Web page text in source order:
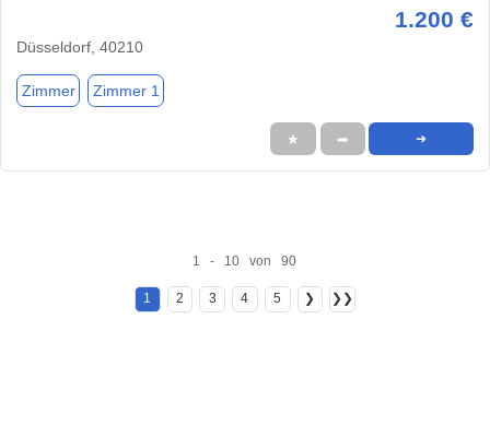
1.200 €
Düsseldorf, 40210
Zimmer Zimmer 1
★ ➦ ➜
1 - 10 von 90
1 2 3 4 5 ❯ ❯❯